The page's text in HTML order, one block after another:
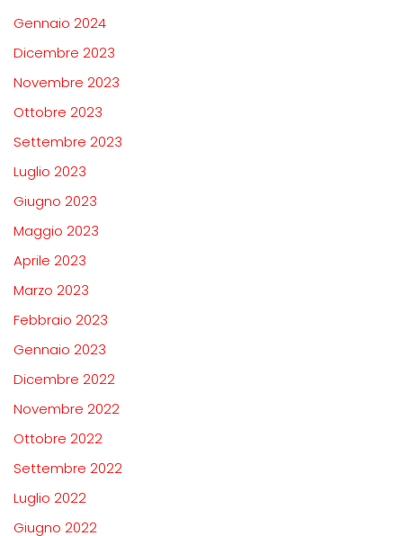
Gennaio 2024
Dicembre 2023
Novembre 2023
Ottobre 2023
Settembre 2023
Luglio 2023
Giugno 2023
Maggio 2023
Aprile 2023
Marzo 2023
Febbraio 2023
Gennaio 2023
Dicembre 2022
Novembre 2022
Ottobre 2022
Settembre 2022
Luglio 2022
Giugno 2022